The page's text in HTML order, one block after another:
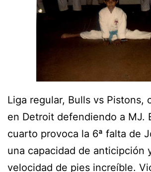
Liga regular, Bulls vs Pistons,
en Detroit defendiendo a MJ.
cuarto provoca la 6ª falta de
una capacidad de anticipción
velocidad de pies increíble.